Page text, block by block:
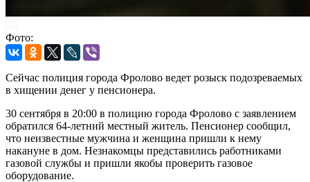
Фото:
Сейчас полиция города Фролово ведет розыск подозреваемых
в хищении денег у пенсионера.
30 сентября в 20:00 в полицию города Фролово с заявлением
обратился 64-летний местный житель. Пенсионер сообщил,
что неизвестные мужчина и женщина пришли к нему
накануне в дом. Незнакомцы представились работниками
газовой службы и пришли якобы проверить газовое
оборудование.